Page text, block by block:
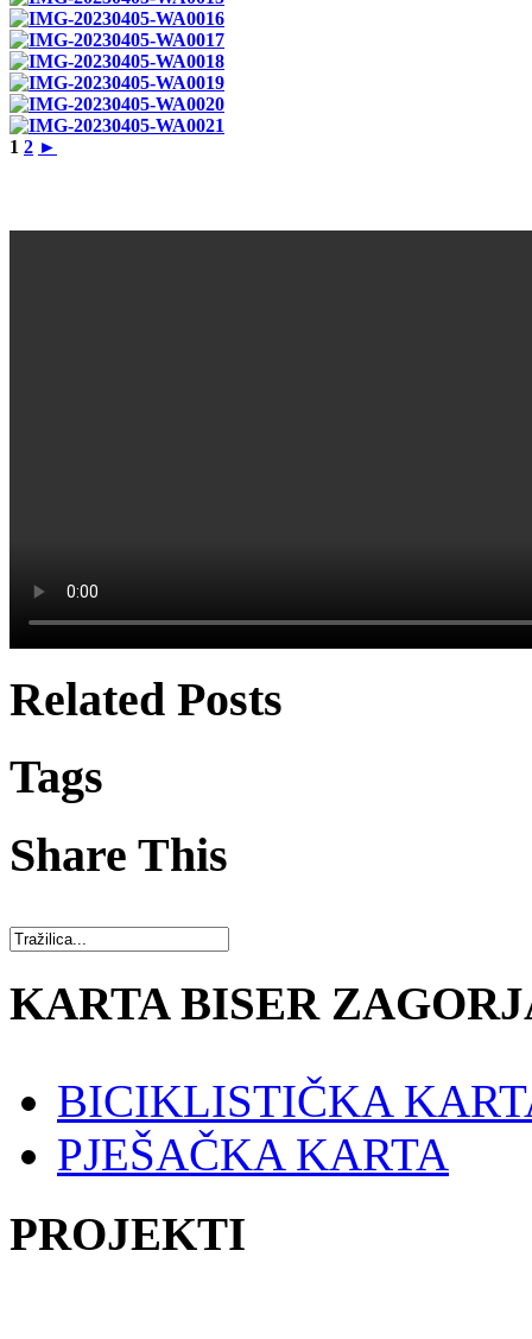
1 2 ►
Related Posts
Tags
Share This
KARTA BISER
BICIKLISTIČKA
PJEŠAČKA KARTA
PROJEKTI